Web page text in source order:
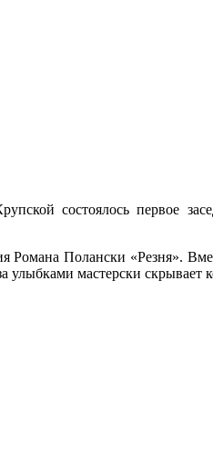
состоялось первое
Романа Полански «Резня».
улыбками мастерски скрывает